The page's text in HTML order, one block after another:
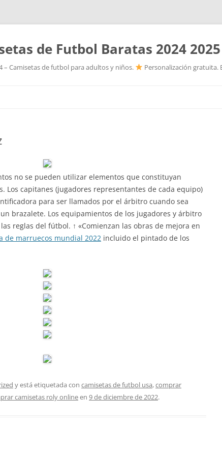
de Futbol Baratas 2024 2025
– Camisetas de futbol para adultos y niños. Personalización gratuita.
no se pueden utilizar elementos que constituyan
Los capitanes (jugadores representantes de cada equipo)
para ser llamados por el árbitro cuando sea
brazalete. Los equipamientos de los jugadores y árbitro
reglas del fútbol. ↑ «Comienzan las obras de mejora en
de marruecos mundial 2022 incluido el pintado de los
y está etiquetada con camisetas de futbol usa,comprar
camisetas roly onlineen 9 de diciembre de 2022.